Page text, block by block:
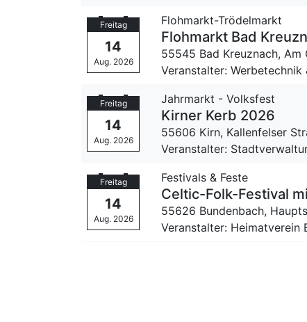
Freitag
14
Aug. 2026
Flohmarkt-Trödelmarkt
Flohmarkt Bad
55545 Bad Kreuznach,Am
Veranstalter: Werbetechnik
Freitag
14
Aug. 2026
Jahrmarkt - Volksfest
Kirner Kerb 2026
55606 Kirn, Kallenfelser
Veranstalter:
Freitag
14
Aug. 2026
Festivals & Feste
Celtic-Folk-Festival
55626 Bundenbach,
Veranstalter: Heimatverein